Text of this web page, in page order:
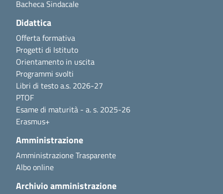
Bacheca Sindacale
Didattica
Offerta formativa
Progetti di Istituto
Orientamento in uscita
Programmi svolti
Libri di testo a.s. 2026-27
PTOF
Esame di maturità - a. s. 2025-26
Erasmus+
Amministrazione
Amministrazione Trasparente
Albo online
Archivio amministrazione